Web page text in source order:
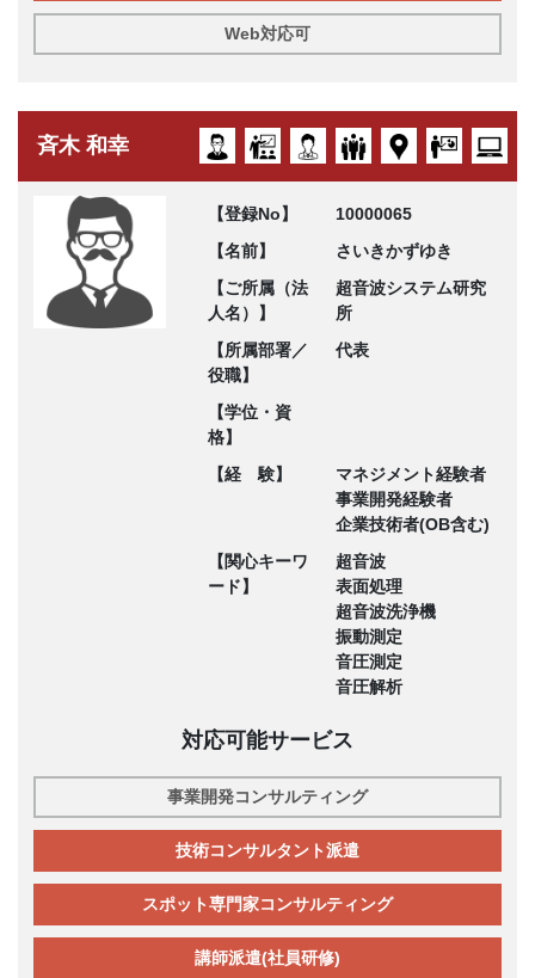
Web対応可
斉木 和幸
【登録No】
10000065
【名前】
さいきかずゆき
【ご所属（法
人名）】
超音波システム研究
所
【所属部署／
役職】
代表
【学位・資
格】
【経 験】
マネジメント経験者
事業開発経験者
企業技術者(OB含む)
【関心キーワ
ード】
超音波
表面処理
超音波洗浄機
振動測定
音圧測定
音圧解析
対応可能サービス
事業開発コンサルティング
技術コンサルタント派遣
スポット専門家コンサルティング
講師派遣(社員研修)